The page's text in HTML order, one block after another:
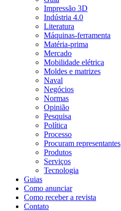
Impressão 3D
Indústria 4.0
Literatura
Máquinas-ferramenta
Matéria-prima
Mercado
Mobilidade elétrica
Moldes e matrizes
Naval
Negócios
Normas
Opinião
Pesquisa
Política
Processo
Procuram representantes
Produtos
Serviços
Tecnologia
Guias
Como anunciar
Como receber a revista
Contato